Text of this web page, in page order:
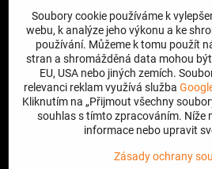
Soubory cookie používáme k
webu, k analýze jeho výkonu a ke
používání. Můžeme k tomu použít
stran a shromážděná data mohou
EU, USA nebo jiných zemích.
relevanci reklam využívá služba
Kliknutím na „Přijmout všechny
souhlas s tímto zpracováním. Níže
informace nebo upravit
Zásady ochrany